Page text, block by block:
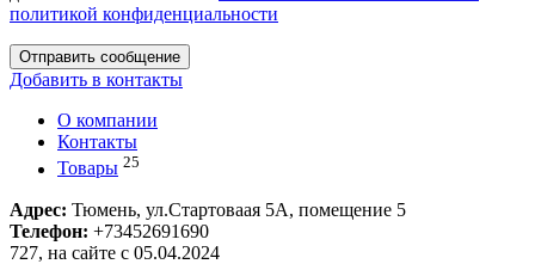
политикой конфиденциальности
Отправить сообщение
Добавить в контакты
О компании
Контакты
Товары 25
Адрес: Тюмень, ул.Стартоваая 5А, помещение 5
Телефон: +73452691690
727, на сайте с 05.04.2024